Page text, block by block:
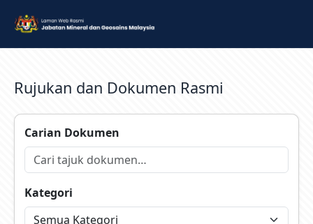
Rujukan dan Dokumen Rasmi
Carian Dokumen
Kategori